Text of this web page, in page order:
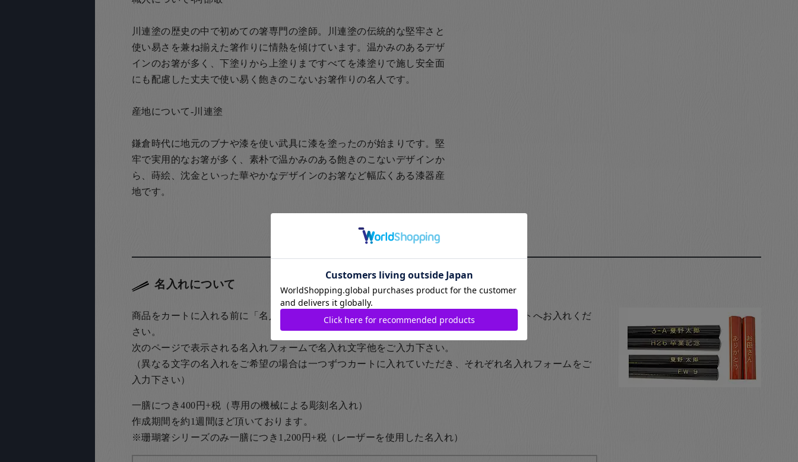
川連塗の歴史の中で初めての箸専門の塗師。川連塗の伝統的な堅牢さと
使い易さを兼ね揃えた箸作りに情熱を傾けています。温かみのあるデザ
インのお箸が多く、下塗りから上塗りまですべてを漆塗りで施し安全面
にも配慮した丈夫で使い易く飽きのこないお箸作りの名人です。
産地について-川連塗
鎌倉時代に地元のブナや漆を使い武具に漆を塗ったのが始まりです。堅
牢で実用的なお箸が多く、素朴で温かみのある飽きのこないデザインか
ら、蒔絵、沈金といった華やかなデザインのお箸など幅広くある漆器産
地です。
名入れについて
商品をカートに入れる前に「名入れする」のチェックボックスにチェックを入れて、カートへお入れくだ
さい。
次のページで表示される名入れフォームで名入れ文字他をご入力下さい。
（異なる文字の名入れをご希望の場合は一つずつカートに入れていただき、それぞれ名入れフォームをご
入力下さい）
一膳につき400円+税（専用の機械による彫刻名入れ）
作成期間を約1週間ほど頂いております。
※珊瑚箸シリーズのみ一膳につき1,200円+税
（レーザーを使用した名入れ）